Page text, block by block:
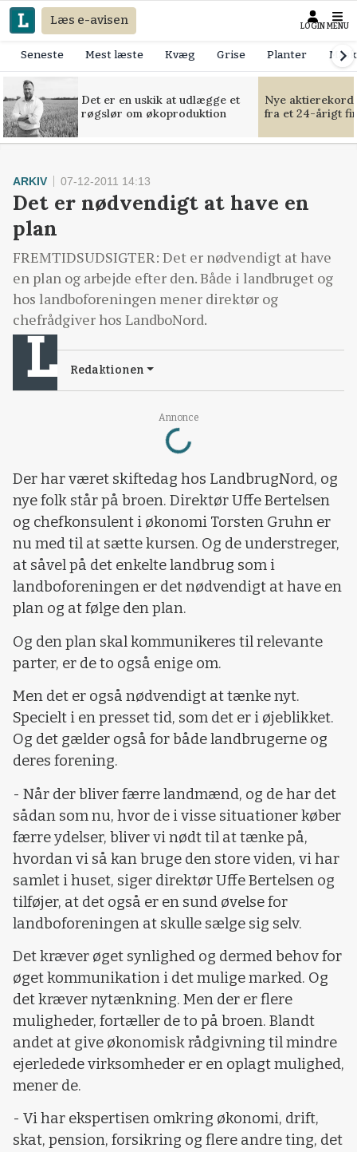
Læs e-avisen LOGIN MENU
Seneste Mest læste Kvæg Grise Planter
Det er en uskik at udlægge et
røgslør om økoproduktion
Nye
fra et 24-årigt
Annonce
Loading...
ARKIV 07-12-2011 14:13
Det er nødvendigt at have en
plan
FREMTIDSUDSIGTER: Det er nødvendigt at have
en plan og arbejde efter den. Både i landbruget og
hos landboforeningen mener direktør og
chefrådgiver hos LandboNord.
Redaktionen
Der har været skiftedag hos LandbrugNord, og
nye folk står på broen. Direktør Uffe Bertelsen
og chefkonsulent i økonomi Torsten Gruhn er
nu med til at sætte kursen. Og de understreger,
at såvel på det enkelte landbrug som i
landboforeningen er det nødvendigt at have en
plan og at følge den plan.
Og den plan skal kommunikeres til relevante
parter, er de to også enige om.
Men det er også nødvendigt at tænke nyt.
Specielt i en presset tid, som det er i øjeblikket.
Og det gælder også for både landbrugerne og
deres forening.
- Når der bliver færre landmænd, og de har det
sådan som nu, hvor de i visse situationer køber
færre ydelser, bliver vi nødt til at tænke på,
hvordan vi så kan bruge den store viden, vi har
samlet i huset, siger direktør Uffe Bertelsen og
tilføjer, at det også er en sund øvelse for
landboforeningen at skulle sælge sig selv.
Det kræver øget synlighed og dermed behov for
øget kommunikation i det mulige marked. Og
det kræver nytænkning. Men der er flere
muligheder, fortæller de to på broen. Blandt
andet at give økonomisk rådgivning til mindre
ejerledede virksomheder er en oplagt mulighed,
mener de.
- Vi har ekspertisen omkring økonomi, drift,
skat, pension, forsikring og flere andre ting, det